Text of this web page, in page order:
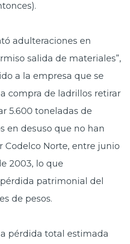
adulteraciones en
salida de materiales”,
a la empresa que se
compra de ladrillos retirar
5.600 toneladas de
en desuso que no han
Codelco Norte, entre junio
2003, lo que
patrimonial del
de pesos.
pérdida total estimada